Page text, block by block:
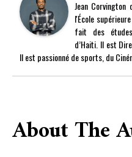
Jean
l'École
fait des études
d’Haiti. Il est
Il est passionné de sports, du
About The